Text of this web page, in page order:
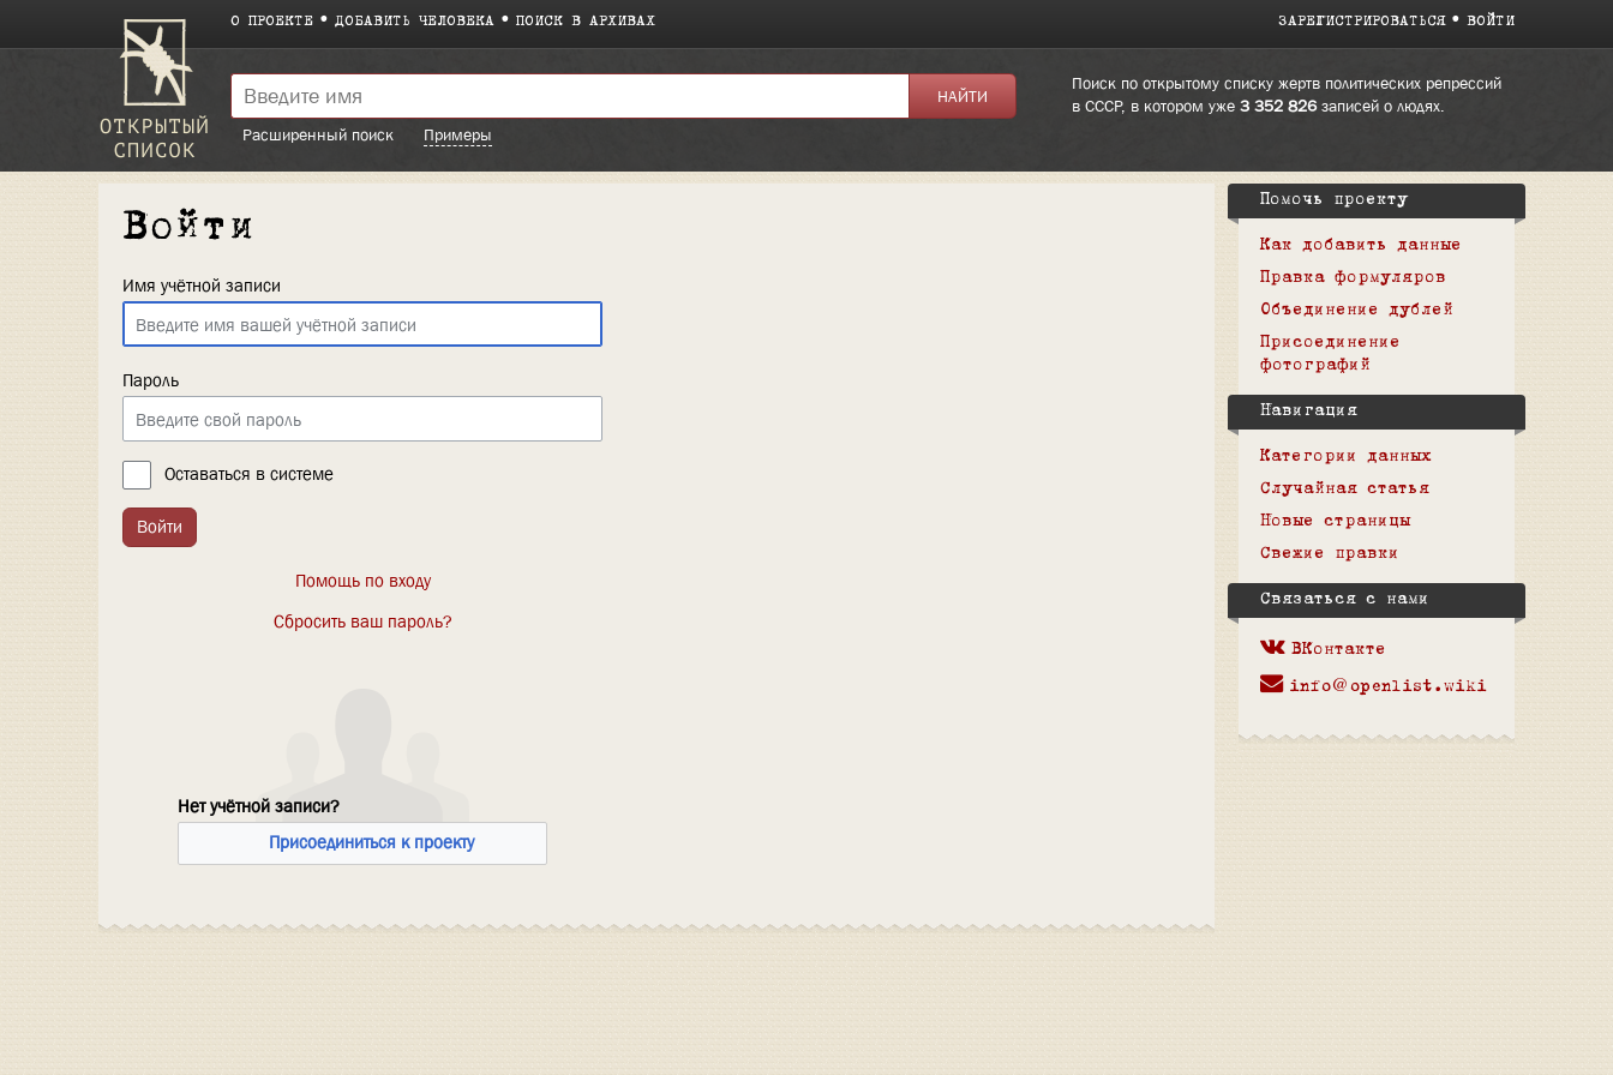
О ПРОЕКТЕ ДОБАВИТЬ ЧЕЛОВЕКА ПОИСК В АРХИВАХ ЗАРЕГИСТРИРОВАТЬСЯ ВОЙТИ
Поиск по открытому списку жертв политических репрессий
в СССР, в котором уже 3 352 826записей о людях.
Расширенный поиск
Примеры
Войти
Имя учётной записи
Пароль
Оставаться в системе
Войти
Помощь по входу
Сбросить ваш пароль?
Нет учётной записи?
Присоединиться к проекту
Помочь проекту
Как добавить данные
Правка формуляров
Объединение дублей
Присоединение
фотографий
Навигация
Категории данных
Случайная статья
Новые страницы
Свежие правки
Связаться с нами
ВКонтакте
info@openlist.wiki